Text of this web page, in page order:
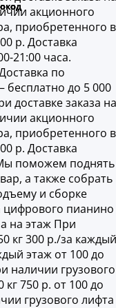
акционного
приобретенного в
р. Доставка
21:00 часа.
по
бесплатно до 5 000
доставке заказа на
акционного
приобретенного в
р. Доставка
поможем поднять
а также собрать
и сборке
цифрового пианино
на этаж При
кг 300 р./за каждый
этаж от 100 до
наличии грузового
кг 750 р. от 100 до
грузового лифта